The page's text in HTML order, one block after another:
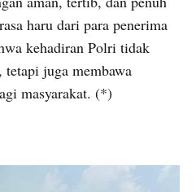
haru dari para penerima
kehadiran Polri tidak
tetapi juga membawa
masyarakat. (*)